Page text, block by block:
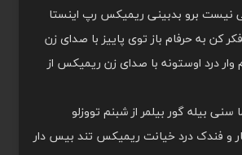
نیست برو بدبینی ریمیکس رپ اینستا
کن به حرفام باز توی پاییز با صدای زن
وار درد اوستونه با صدای زن ریمیکس از
سنی بیله گور بیلمر از شبنم تووزلو
و فندک درد خیانت ریمیکس تند بیس دار